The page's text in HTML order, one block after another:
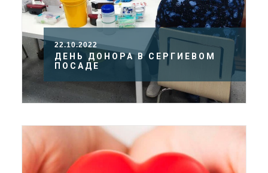
22.10.2022
ДЕНЬ ДОНОРА В СЕРГИЕВОМ
ПОСАДЕ